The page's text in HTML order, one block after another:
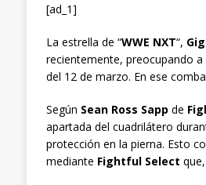
[ad_1]
La estrella de “WWE NXT“,
recientemente, preocupando
del 12 de marzo. En ese
Según Sean Ross Sapp de
apartada del cuadrilátero
protección en la pierna. Esto
mediante Fightful Select